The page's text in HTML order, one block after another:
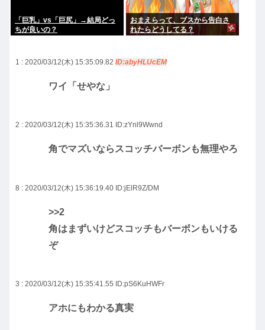
「巨乳」vs「巨尻」→結局どっ
ちが良いの？
おまえらって、ブスから告白さ
れたらどうしてる？
1 : 2020/03/12(木) 15:35:09.82 ID:abyHLUcEM
ワイ「せやな」
2 : 2020/03/12(木) 15:35:36.31 ID:zYnl9Wwnd
角でマズいならスコッチバーボンも無理やろ
8 : 2020/03/12(木) 15:36:19.40 ID:jElR9Z/DM
>>2
角はまずいけどスコッチもバーボンもいける
ぞ
3 : 2020/03/12(木) 15:35:41.55 ID:pS6KuHWFr
アホにもわかる真実